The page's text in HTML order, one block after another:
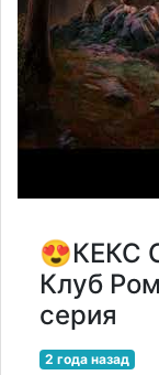
😍КEКС
Клуб
серия
2 года назад